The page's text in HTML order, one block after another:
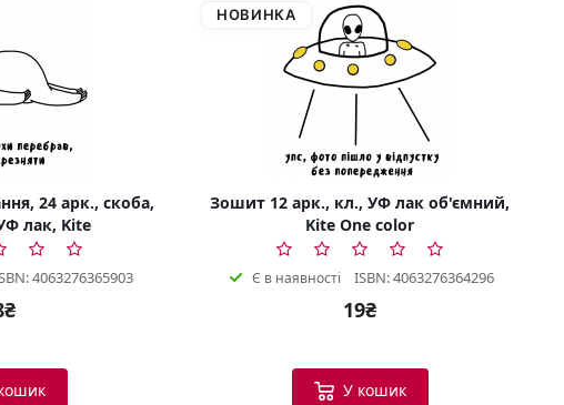
24 арк., скоба,
лак, Kite
4063276365903
НОВИНКА
Зошит 12 арк., кл., УФ лак об'ємний,
Kite One color
Є в наявності ISBN: 4063276364296
19₴
У кошик